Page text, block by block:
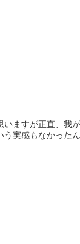
ますが正直、我
実感もなかった